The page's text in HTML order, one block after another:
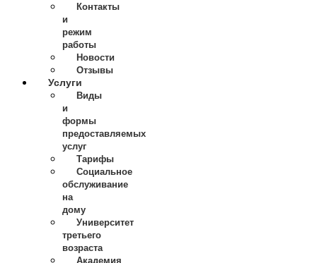
Контакты
и
режим
работы
Новости
Отзывы
Услуги
Виды
и
формы
предоставляемых
услуг
Тарифы
Социальное
обслуживание
на
дому
Университет
третьего
возраста
Академия